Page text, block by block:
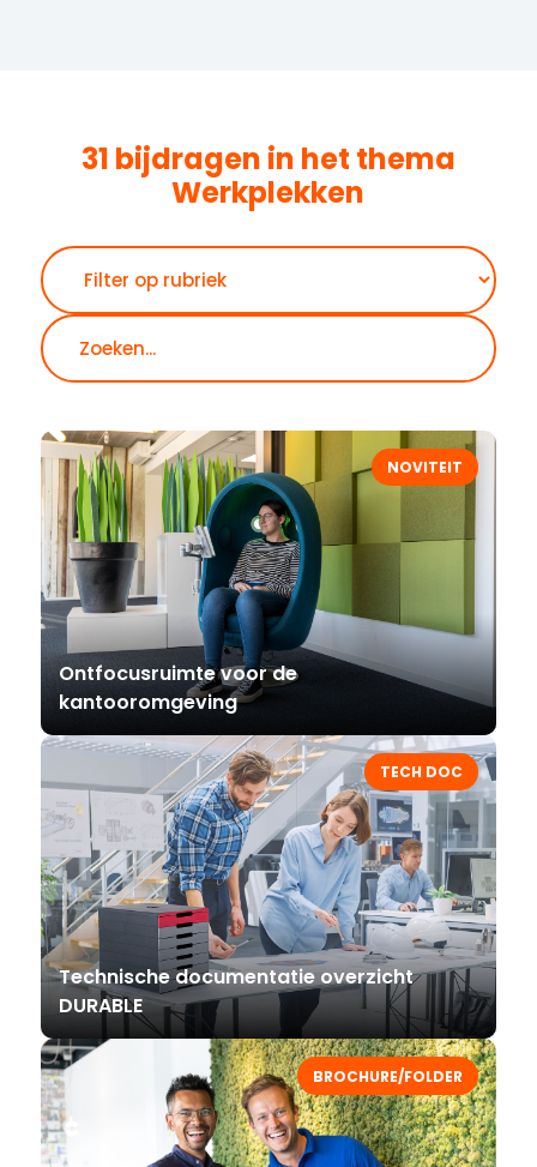
31 bijdragen in het thema
Werkplekken
NOVITEIT
Ontfocusruimte voor de
kantooromgeving
TECH DOC
Technische documentatie overzicht
DURABLE
BROCHURE/FOLDER